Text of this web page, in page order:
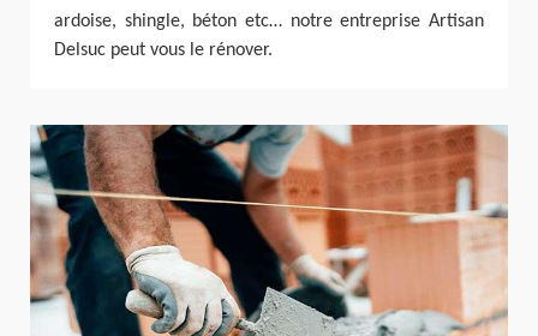
ardoise, shingle, béton etc… notre entreprise Artisan
Delsuc peut vous le rénover.